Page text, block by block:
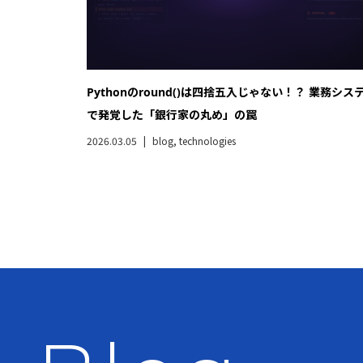
Pythonのround()は四捨五入じゃない！？ 業務シス
で発覚した「銀行家の丸め」の罠
2026.03.05 blog, technologies